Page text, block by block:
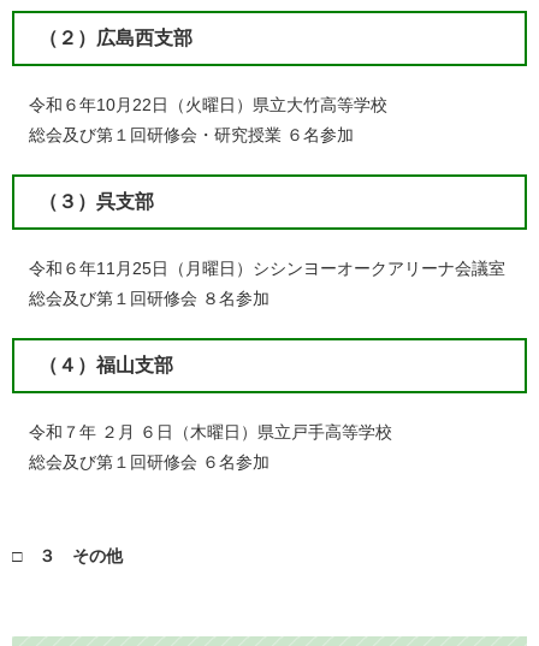
（２）広島西支部
令和６年10月22日（火曜日）県立大竹高等学校
総会及び第１回研修会・研究授業 ６名参加
（３）呉支部
令和６年11月25日（月曜日）シシンヨーオークアリーナ会議室
総会及び第１回研修会 ８名参加
（４）福山支部
令和７年 ２月 ６日（木曜日）県立戸手高等学校
総会及び第１回研修会 ６名参加
□ ３ その他